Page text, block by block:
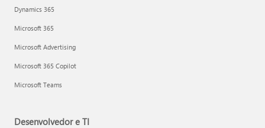
Dynamics 365
Microsoft 365
Microsoft Advertising
Microsoft 365 Copilot
Microsoft Teams
Desenvolvedor e TI